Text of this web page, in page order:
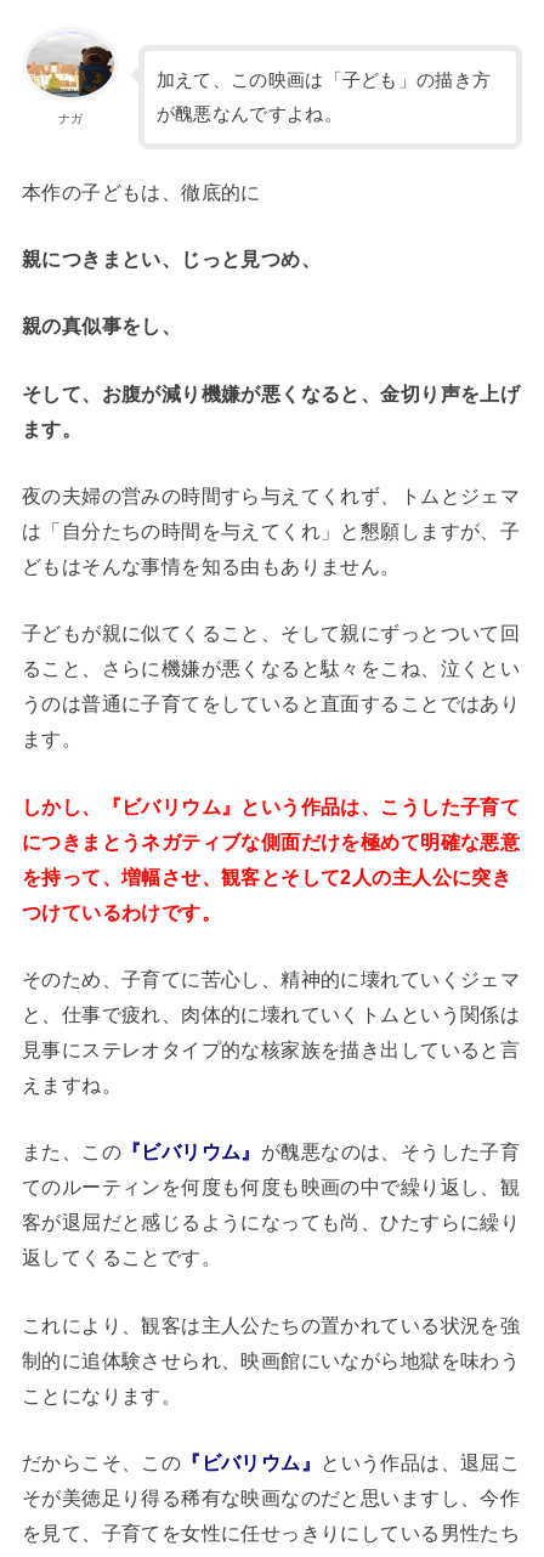
ナガ
加えて、この映画は「子ども」の描き方
が醜悪なんですよね。
本作の子どもは、徹底的に
親につきまとい、じっと見つめ、
親の真似事をし、
そして、お腹が減り機嫌が悪くなると、金切り声を上げ
ます。
夜の夫婦の営みの時間すら与えてくれず、トムとジェマ
は「自分たちの時間を与えてくれ」と懇願しますが、子
どもはそんな事情を知る由もありません。
子どもが親に似てくること、そして親にずっとついて回
ること、さらに機嫌が悪くなると駄々をこね、泣くとい
うのは普通に子育てをしていると直面することではあり
ます。
しかし、『ビバリウム』という作品は、こうした子育て
につきまとうネガティブな側面だけを極めて明確な悪意
を持って、増幅させ、観客とそして2人の主人公に突き
つけているわけです。
そのため、子育てに苦心し、精神的に壊れていくジェマ
と、仕事で疲れ、肉体的に壊れていくトムという関係は
見事にステレオタイプ的な核家族を描き出していると言
えますね。
また、この『ビバリウム』 が醜悪なのは、そうした子育
てのルーティンを何度も何度も映画の中で繰り返し、観
客が退屈だと感じるようになっても尚、ひたすらに繰り
返してくることです。
これにより、観客は主人公たちの置かれている状況を強
制的に追体験させられ、映画館にいながら地獄を味わう
ことになります。
だからこそ、この 『ビバリウム』
という作品は、退屈こ
そが美徳足り得る稀有な映画なのだと思いますし、今作
を見て、子育てを女性に任せっきりにしている男性たち